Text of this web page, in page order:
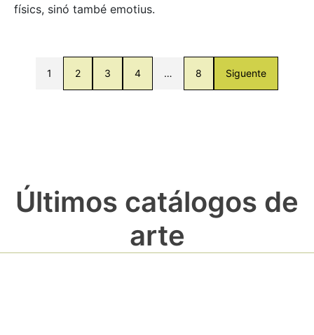
físics, sinó també emotius.
1 2 3 4 … 8 Siguente
Últimos catálogos de
arte